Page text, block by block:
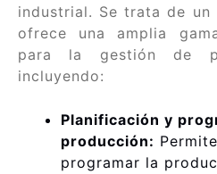
industrial. Se trata de
ofrece una amplia
para la gestión de
incluyendo:
Planificación y
producción:
programar la